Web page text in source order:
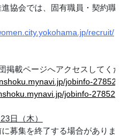
協会では、固有職員・契約職
recruit/
掲載ページへアクセスしてくだ
jobinfo-
jobinfo-
23日（木）
募集を終了する場合がありま